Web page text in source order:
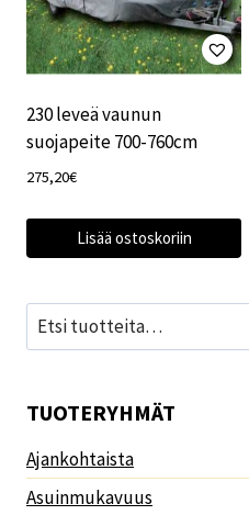
230 leveä vaunun
suojapeite 700-760cm
275,20€
Lisää ostoskoriin
Etsi:
TUOTERYHMÄT
Ajankohtaista
Asuinmukavuus